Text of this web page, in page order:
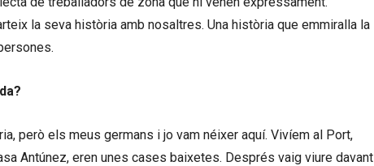
la seva història amb nosaltres. Una història que emmiralla la
però els meus germans i jo vam néixer aquí. Vivíem al Port,
Antúnez, eren unes cases baixetes. Després vaig viure davant